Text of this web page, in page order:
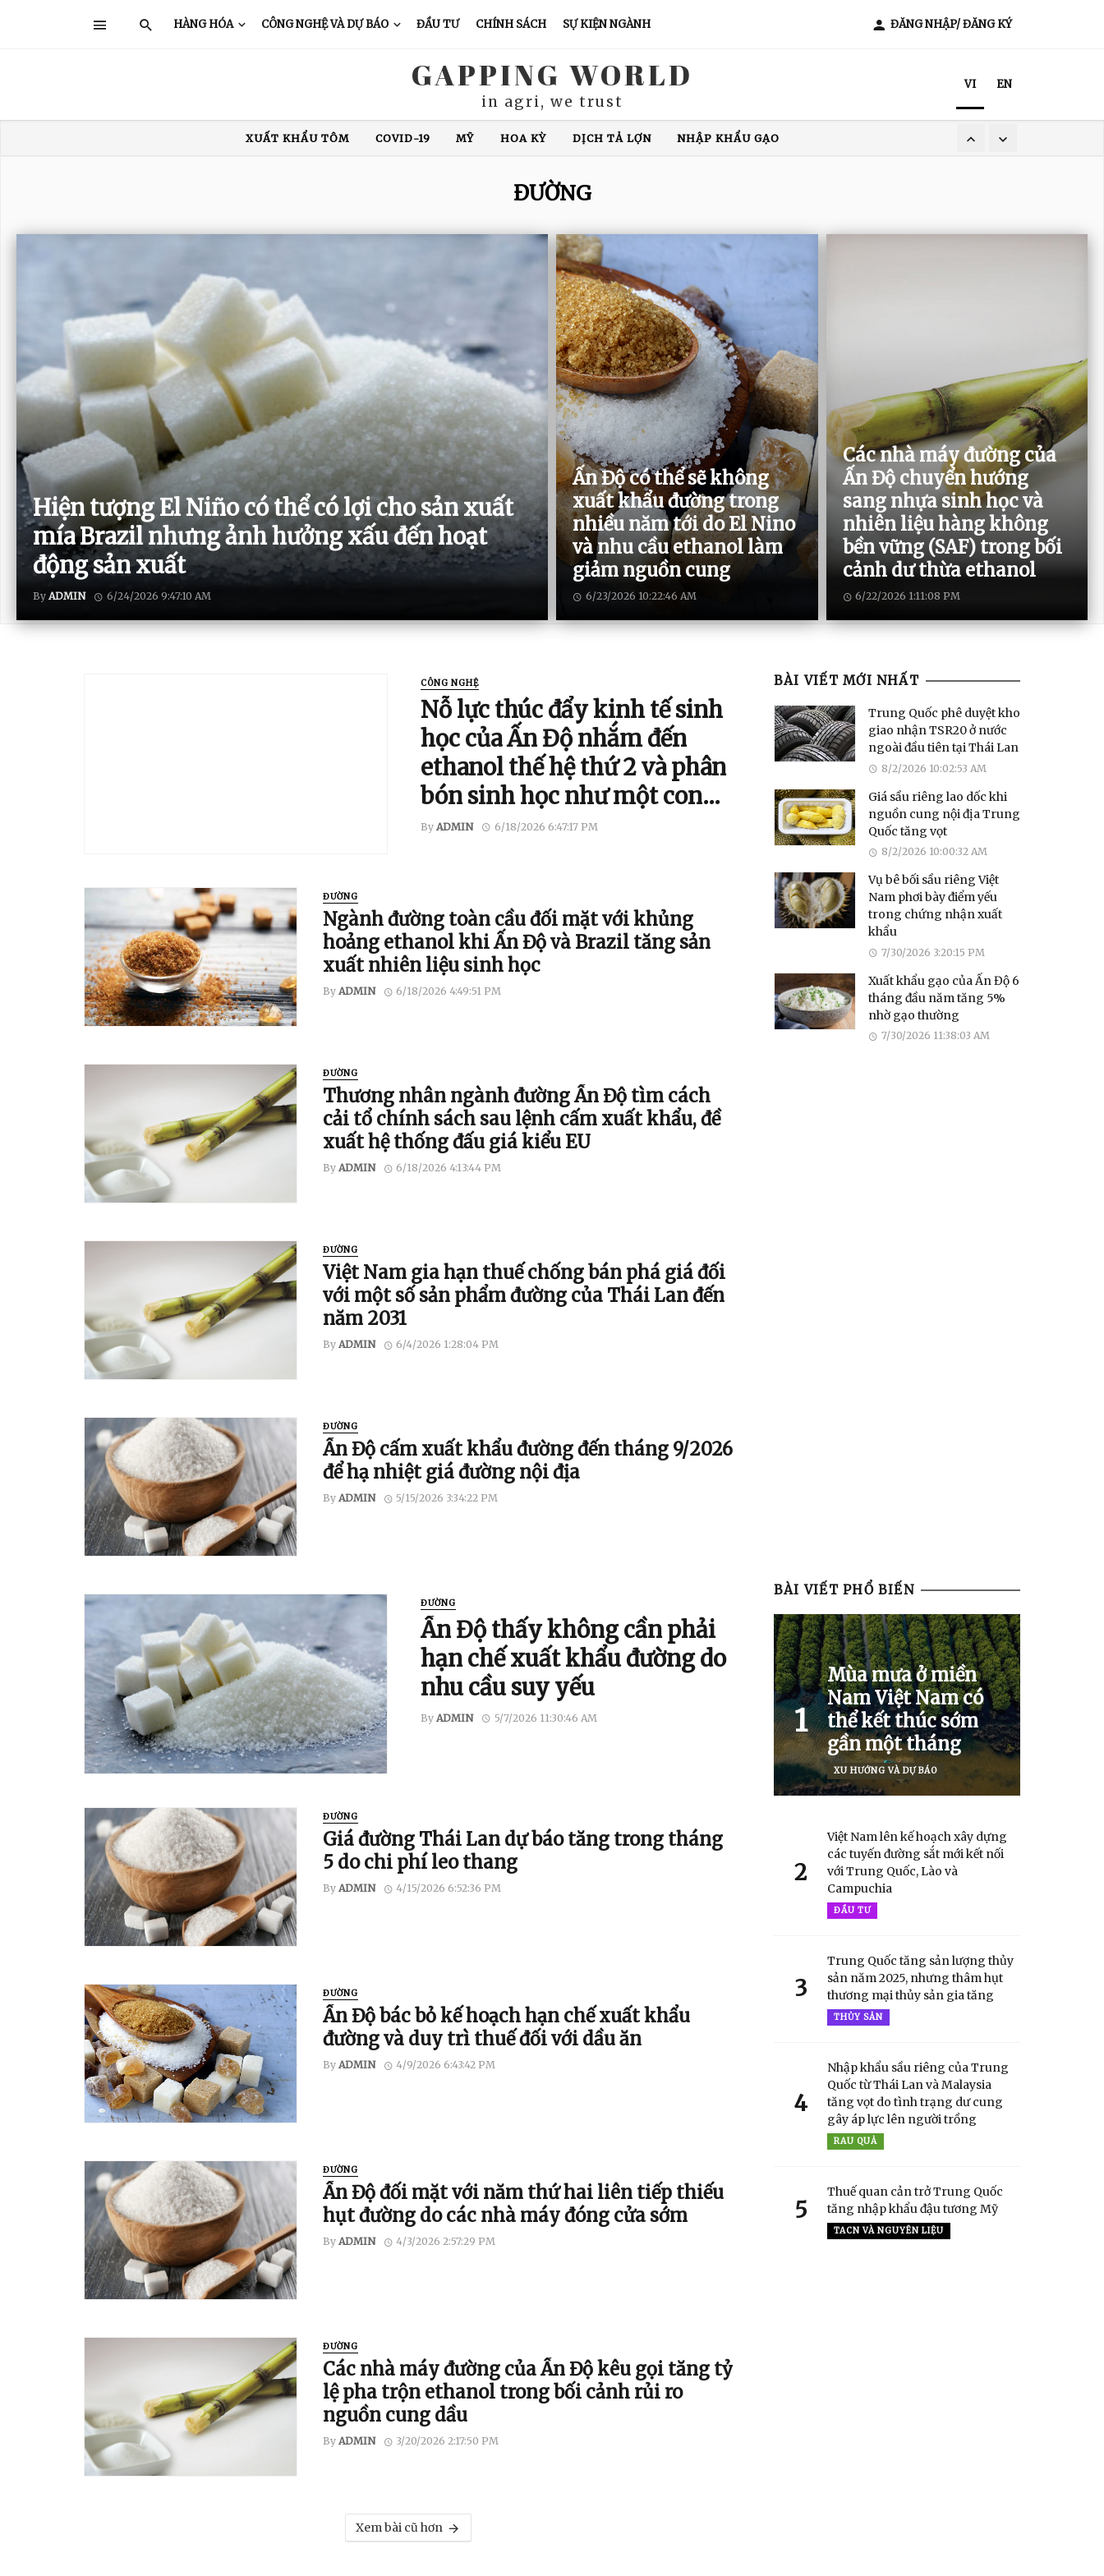
HÀNG HÓA CÔNG NGHỆ VÀ DỰ BÁO ĐẦU TƯ CHÍNH SÁCH SỰ KIỆN NGÀNH ĐĂNG NHẬP/ ĐĂNG KÝ
GAPPING WORLD
in agri, we trust
VI EN
XUẤT KHẨU TÔM COVID-19 MỸ HOA KỲ DỊCH TẢ LỢN
NHẬP KHẨU GẠO
XUẤT KHẨU GẠO
ĐƯỜNG
Hiện tượng El Niño có thể có lợi cho sản xuất
mía Brazil nhưng ảnh hưởng xấu đến hoạt
động sản xuất
By ADMIN 6/24/2026 9:47:10 AM
Ấn Độ có thể sẽ không
xuất khẩu đường trong
nhiều năm tới do El Nino
và nhu cầu ethanol làm
giảm nguồn cung
6/23/2026 10:22:46 AM
Các nhà máy đường của
Ấn Độ chuyển hướng
sang nhựa sinh học và
nhiên liệu hàng không
bền vững (SAF) trong bối
cảnh dư thừa ethanol
6/22/2026 1:11:08 PM
CÔNG NGHỆ
Nỗ lực thúc đẩy kinh tế sinh
học của Ấn Độ nhắm đến
ethanol thế hệ thứ 2 và phân
bón sinh học như một con
đường đa dạng hóa
By ADMIN 6/18/2026 6:47:17 PM
ĐƯỜNG
Ngành đường toàn cầu đối mặt với khủng
hoảng ethanol khi Ấn Độ và Brazil tăng sản
xuất nhiên liệu sinh học
By ADMIN 6/18/2026 4:49:51 PM
ĐƯỜNG
Thương nhân ngành đường Ấn Độ tìm cách
cải tổ chính sách sau lệnh cấm xuất khẩu, đề
xuất hệ thống đấu giá kiểu EU
By ADMIN 6/18/2026 4:13:44 PM
ĐƯỜNG
Việt Nam gia hạn thuế chống bán phá giá đối
với một số sản phẩm đường của Thái Lan đến
năm 2031
By ADMIN 6/4/2026 1:28:04 PM
ĐƯỜNG
Ấn Độ cấm xuất khẩu đường đến tháng 9/2026
để hạ nhiệt giá đường nội địa
By ADMIN 5/15/2026 3:34:22 PM
ĐƯỜNG
Ấn Độ thấy không cần phải
hạn chế xuất khẩu đường do
nhu cầu suy yếu
By ADMIN 5/7/2026 11:30:46 AM
ĐƯỜNG
Giá đường Thái Lan dự báo ​​tăng trong tháng
5 do chi phí leo thang
By ADMIN 4/15/2026 6:52:36 PM
ĐƯỜNG
Ấn Độ bác bỏ kế hoạch hạn chế xuất khẩu
đường và duy trì thuế đối với dầu ăn
By ADMIN 4/9/2026 6:43:42 PM
ĐƯỜNG
Ấn Độ đối mặt với năm thứ hai liên tiếp thiếu
hụt đường do các nhà máy đóng cửa sớm
By ADMIN 4/3/2026 2:57:29 PM
ĐƯỜNG
Các nhà máy đường của Ấn Độ kêu gọi tăng tỷ
lệ pha trộn ethanol trong bối cảnh rủi ro
nguồn cung dầu
By ADMIN 3/20/2026 2:17:50 PM
Xem bài cũ hơn
BÀI VIẾT MỚI NHẤT
Trung Quốc phê duyệt kho
giao nhận TSR20 ở nước
ngoài đầu tiên tại Thái Lan
8/2/2026 10:02:53 AM
Giá sầu riêng lao dốc khi
nguồn cung nội địa Trung
Quốc tăng vọt
8/2/2026 10:00:32 AM
Vụ bê bối sầu riêng Việt
Nam phơi bày điểm yếu
trong chứng nhận xuất
khẩu
7/30/2026 3:20:15 PM
Xuất khẩu gạo của Ấn Độ 6
tháng đầu năm tăng 5%
nhờ gạo thường
7/30/2026 11:38:03 AM
BÀI VIẾT PHỔ BIẾN
1
Mùa mưa ở miền
Nam Việt Nam có
thể kết thúc sớm
gần một tháng
XU HƯỚNG VÀ DỰ BÁO
2
Việt Nam lên kế hoạch xây dựng
các tuyến đường sắt mới kết nối
với Trung Quốc, Lào và
Campuchia
ĐẦU TƯ
3
Trung Quốc tăng sản lượng thủy
sản năm 2025, nhưng thâm hụt
thương mại thủy sản gia tăng
THỦY SẢN
4
Nhập khẩu sầu riêng của Trung
Quốc từ Thái Lan và Malaysia
tăng vọt do tình trạng dư cung
gây áp lực lên người trồng
RAU QUẢ
5
Thuế quan cản trở Trung Quốc
tăng nhập khẩu đậu tương Mỹ
TACN VÀ NGUYÊN LIỆU